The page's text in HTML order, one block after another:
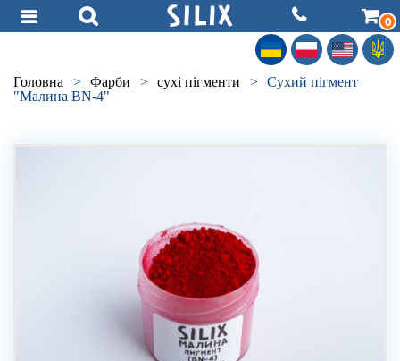
0
Головна > Фарби > сухі пігменти >
Сухий пігмент
"Малина BN-4"